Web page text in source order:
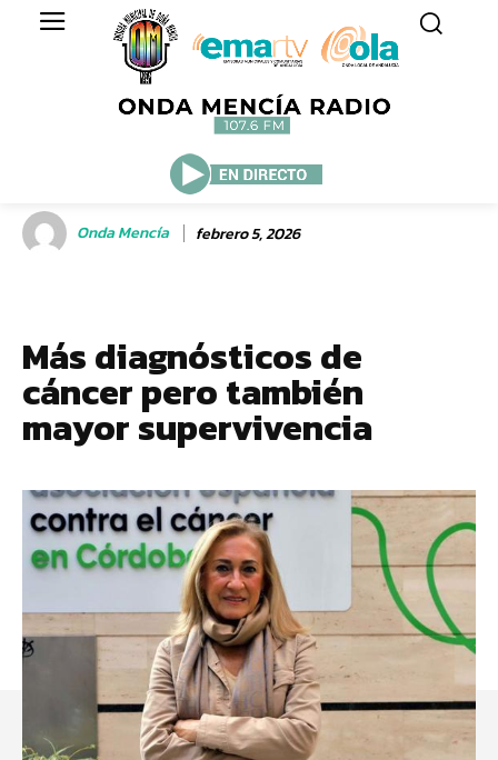
Onda Mencía febrero 5, 2026
Más diagnósticos de
cáncer pero también
mayor supervivencia